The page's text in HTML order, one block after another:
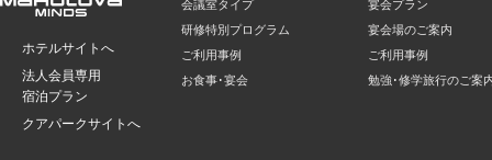
ホテルサイトへ
法人会員専用
宿泊プラン
クアパークサイトへ
会議室タイプ
研修特別プログラム
ご利用事例
お食事･宴会
宴会プラン
宴会場のご案内
ご利用事例
勉強･修学旅行のご案